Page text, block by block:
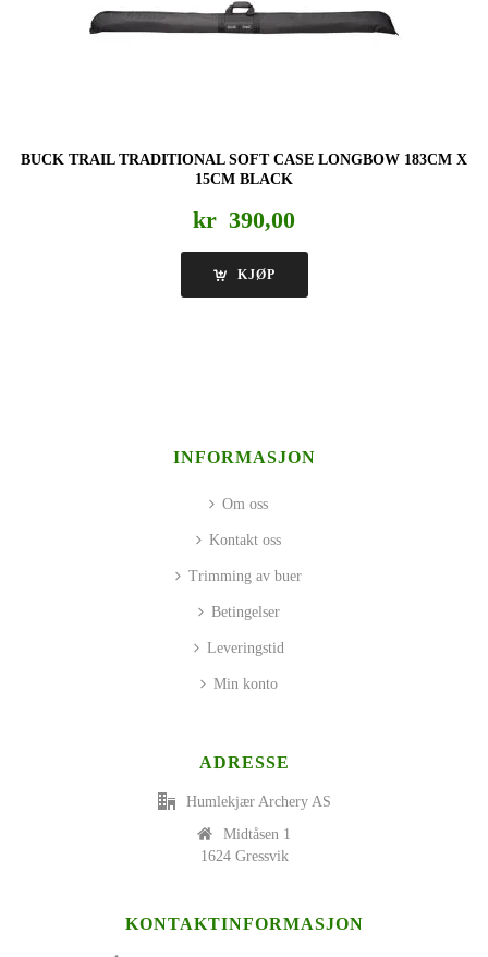
BUCK TRAIL TRADITIONAL SOFT CASE LONGBOW 183CM X
15CM BLACK
kr 390,00
KJØP
INFORMASJON
Om oss
Kontakt oss
Trimming av buer
Betingelser
Leveringstid
Min konto
ADRESSE
Humlekjær Archery AS
Midtåsen 1
1624 Gressvik
KONTAKTINFORMASJON